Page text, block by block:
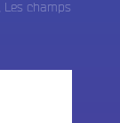
Les champs